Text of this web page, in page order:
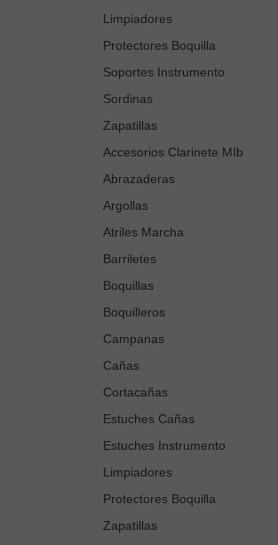
Limpiadores
Protectores Boquilla
Soportes Instrumento
Sordinas
Zapatillas
Accesorios Clarinete MIb
Abrazaderas
Argollas
Atriles Marcha
Barriletes
Boquillas
Boquilleros
Campanas
Cañas
Cortacañas
Estuches Cañas
Estuches Instrumento
Limpiadores
Protectores Boquilla
Zapatillas